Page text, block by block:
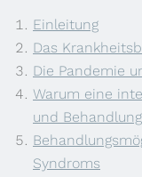
Einleitung
Das
Die Pandemie
Warum eine
und
Syndroms